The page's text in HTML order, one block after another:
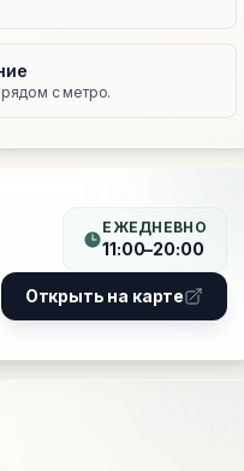
рядом с метро.
ЕЖЕДНЕВНО
11:00–20:00
Открыть на карте